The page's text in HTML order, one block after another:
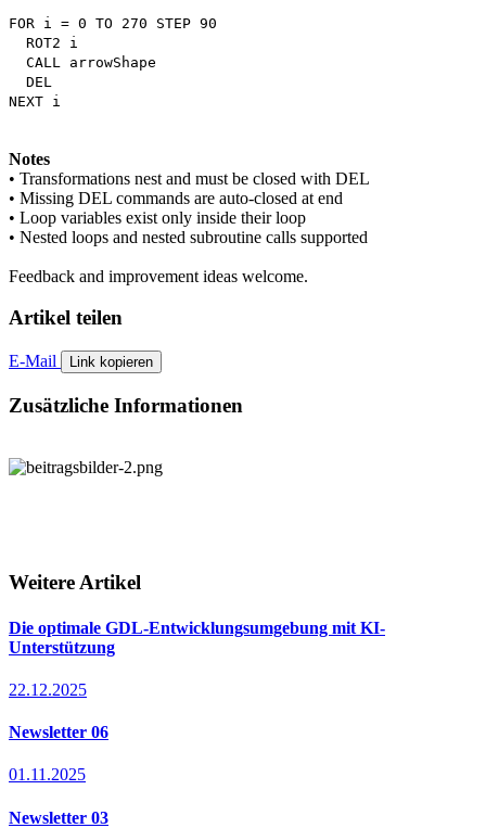
FOR i = 0 TO 270 STEP 90
ROT2 i
CALL arrowShape
DEL
NEXT i
Notes
• Transformations nest and must be closed with DEL
• Missing DEL commands are auto-closed at end
• Loop variables exist only inside their loop
• Nested loops and nested subroutine calls supported
Feedback and improvement ideas welcome.
Artikel teilen
E-Mail Link kopieren
Zusätzliche Informationen
Weitere Artikel
Die optimale GDL-Entwicklungsumgebung mit KI-
Unterstützung
22.12.2025
Newsletter 06
01.11.2025
Newsletter 03